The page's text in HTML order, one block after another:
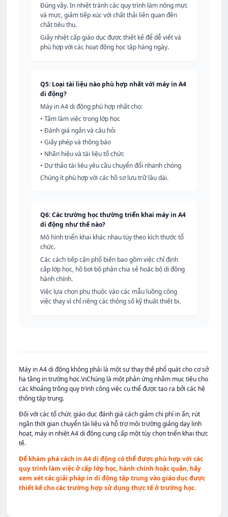
Đúng vậy. In nhiệt tránh các quy trình làm nóng mực
và mực, giảm tiếp xúc với chất thải liên quan đến
chất tiêu thụ.
Giấy nhiệt cấp giáo dục được thiết kế để dễ viết và
phù hợp với các hoạt động học tập hàng ngày.
Q5: Loại tài liệu nào phù hợp nhất với máy in A4
di động?
Máy in A4 di động phù hợp nhất cho:
• Tấm làm việc trong lớp học
• Đánh giá ngắn và câu hỏi
• Giấy phép và thông báo
• Nhãn hiệu và tài liệu tổ chức
• Dự thảo tài liệu yêu cầu chuyển đổi nhanh chóng
Chúng ít phù hợp với các hồ sơ lưu trữ lâu dài.
Q6: Các trường học thường triển khai máy in A4
di động như thế nào?
Mô hình triển khai khác nhau tùy theo kích thước tổ
chức.
Các cách tiếp cận phổ biến bao gồm việc chỉ định
cấp lớp học, hồ bơi bộ phận chia sẻ hoặc bộ di động
hành chính.
Việc lựa chọn phụ thuộc vào các mẫu luồng công
việc thay vì chỉ riêng các thông số kỹ thuật thiết bị.
Máy in A4 di động không phải là một sự thay thế phổ quát cho cơ sở
hạ tầng in trường học.\nChúng là một phản ứng nhắm mục tiêu cho
các khoảng trống quy trình công việc cụ thể được tạo ra bởi các hệ
thống tập trung.
Đối với các tổ chức giáo dục đánh giá cách giảm chi phí in ẩn, rút
ngắn thời gian chuyển tài liệu và hỗ trợ môi trường giảng dạy linh
hoạt, máy in nhiệt A4 di động cung cấp một tùy chọn triển khai thực
tế.
Để khám phá cách in A4 di động có thể được phù hợp với các
quy trình làm việc ở cấp lớp học, hành chính hoặc quận, hãy
xem xét các giải pháp in di động tập trung vào giáo dục được
thiết kế cho các trường hợp sử dụng thực tế ở trường học.